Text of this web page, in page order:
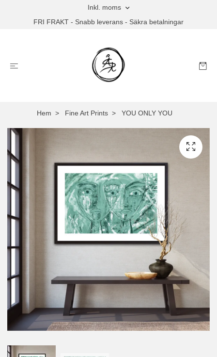
Inkl. moms
FRI FRAKT - Snabb leverans - Säkra betalningar
Hem Fine Art Prints YOU ONLY YOU